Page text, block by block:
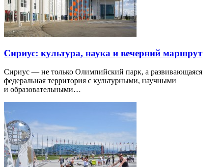
Сириус: культура, наука и вечерний маршрут
Сириус — не только Олимпийский парк, а развивающаяся
федеральная территория с культурными, научными
и образовательными…